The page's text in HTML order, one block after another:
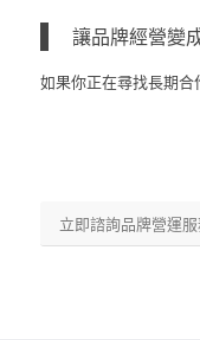
讓品牌經營變
如果你正在尋找長期合
立即諮詢品牌營運